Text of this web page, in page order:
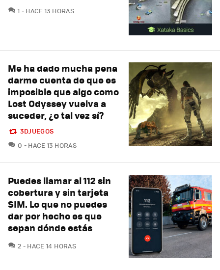
1 COMENTARIOS
HACE 13 HORAS
Me ha dado mucha pena
darme cuenta de que es
imposible que algo como
Lost Odyssey vuelva a
suceder, ¿o tal vez sí?
3DJUEGOS
0 COMENTARIOS
HACE 13 HORAS
Puedes llamar al 112 sin
cobertura y sin tarjeta
SIM. Lo que no puedes
dar por hecho es que
sepan dónde estás
2 COMENTARIOS
HACE 14 HORAS